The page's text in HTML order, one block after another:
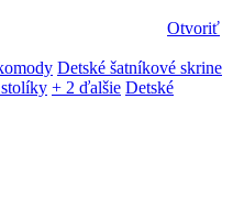
Otvoriť
Detské šatníkové skrine
+ 2 ďalšie Detské